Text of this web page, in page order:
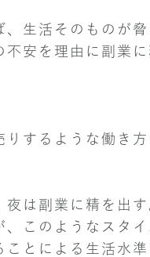
、生活そのものが
不安を理由に副業
するような働き
は副業に精を出す
このようなスタ
ことによる生活水